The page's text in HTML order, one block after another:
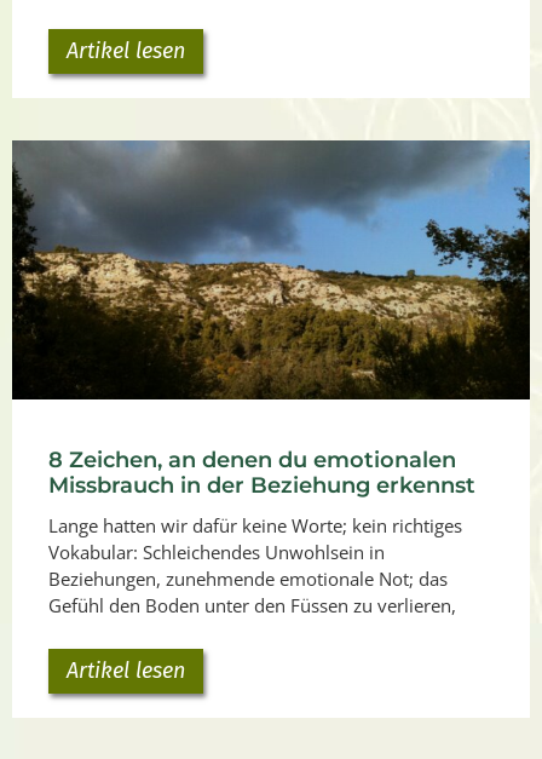
Artikel lesen
8 Zeichen, an denen du emotionalen
Missbrauch in der Beziehung erkennst
Lange hatten wir dafür keine Worte; kein richtiges
Vokabular: Schleichendes Unwohlsein in
Beziehungen, zunehmende emotionale Not; das
Gefühl den Boden unter den Füssen zu verlieren,
Artikel lesen